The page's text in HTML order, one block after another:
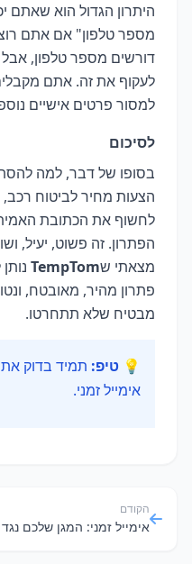
היתרון הגדול הוא שאתם
מספר טלפון" אם אתם
דורשים מספר טלפון, אבל
לעקוף את זה. אתם
למסור פרטים אישיים
לסיכום
בסופו של דבר, למה
הצעות מחיר לביטוח רכב,
לחשוף את הכתובת
הפתרון. זה פשוט, יעיל,
מצאתי שTempTom
פתרון מהיר, מאובטח,
מבטיח שלא תתחרטו.
💡 טיפ: תמיד בדוק
אימייל זמני.
הקודם